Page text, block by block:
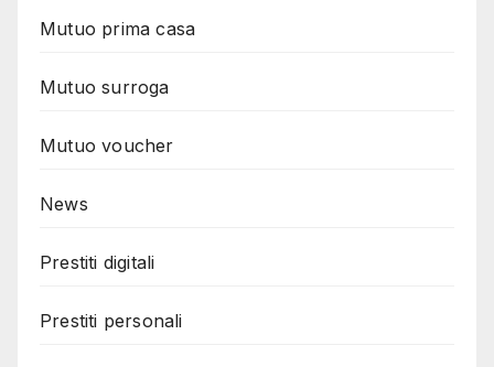
Mutuo prima casa
Mutuo surroga
Mutuo voucher
News
Prestiti digitali
Prestiti personali